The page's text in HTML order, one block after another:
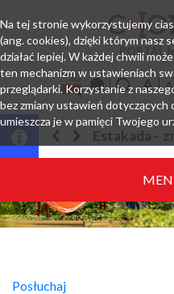
PORTAL
Estakada -
Posłuchaj
Na tej stronie wykorzystujemy
(ang. cookies), dzięki którym nasz
działać lepiej. W każdej chwili
ten mechanizm w ustawieniach
przeglądarki. Korzystanie z
bez zmiany ustawień dotyczących
umieszcza je w pamięci Twojego